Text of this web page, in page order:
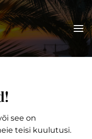
see on
teisi kuulutusi.